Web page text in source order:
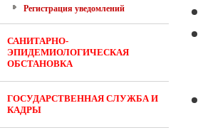
Регистрация уведомлений
САНИТАРНО-
ЭПИДЕМИОЛОГИЧЕСКАЯ
ОБСТАНОВКА
ГОСУДАРСТВЕННАЯ СЛУЖБА И
КАДРЫ